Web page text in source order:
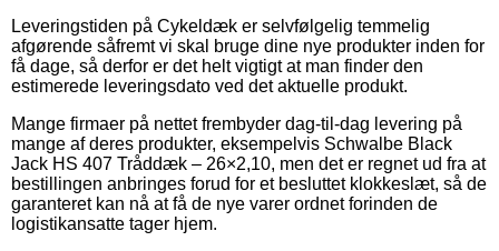
Leveringstiden på Cykeldæk er selvfølgelig temmelig
afgørende såfremt vi skal bruge dine nye produkter inden for
få dage, så derfor er det helt vigtigt at man finder den
estimerede leveringsdato ved det aktuelle produkt.
Mange firmaer på nettet frembyder dag-til-dag levering på
mange af deres produkter, eksempelvis Schwalbe Black
Jack HS 407 Tråddæk – 26×2,10, men det er regnet ud fra at
bestillingen anbringes forud for et besluttet klokkeslæt, så de
garanteret kan nå at få de nye varer ordnet forinden de
logistikansatte tager hjem.